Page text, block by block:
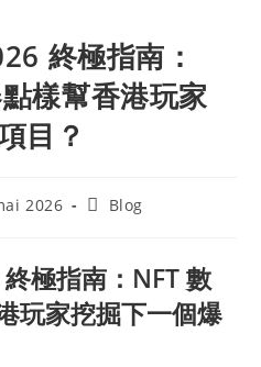
終極指南：
樣幫香港玩家
目？
2026 Blog
極指南：NFT 數
玩家挖掘下一個爆